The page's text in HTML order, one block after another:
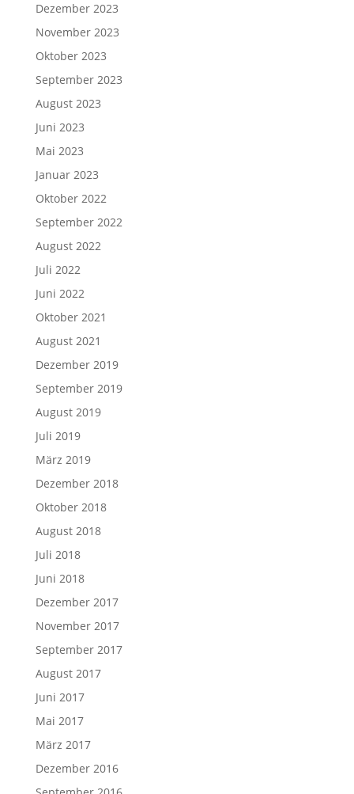
Dezember 2023
November 2023
Oktober 2023
September 2023
August 2023
Juni 2023
Mai 2023
Januar 2023
Oktober 2022
September 2022
August 2022
Juli 2022
Juni 2022
Oktober 2021
August 2021
Dezember 2019
September 2019
August 2019
Juli 2019
März 2019
Dezember 2018
Oktober 2018
August 2018
Juli 2018
Juni 2018
Dezember 2017
November 2017
September 2017
August 2017
Juni 2017
Mai 2017
März 2017
Dezember 2016